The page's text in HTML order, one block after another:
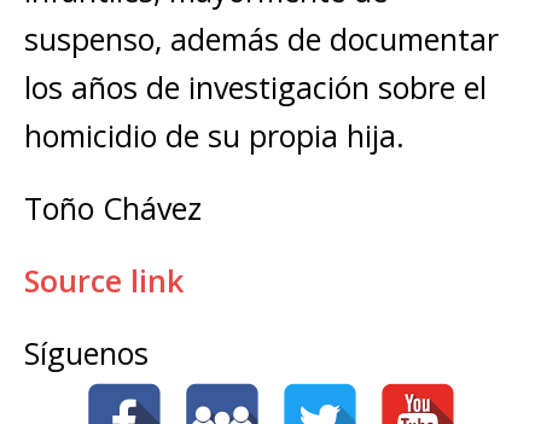
suspenso, además de documentar
los años de investigación sobre el
homicidio de su propia hija.
Toño Chávez
Source link
Síguenos